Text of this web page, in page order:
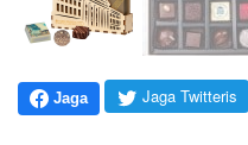
Jaga Jaga Twitteris